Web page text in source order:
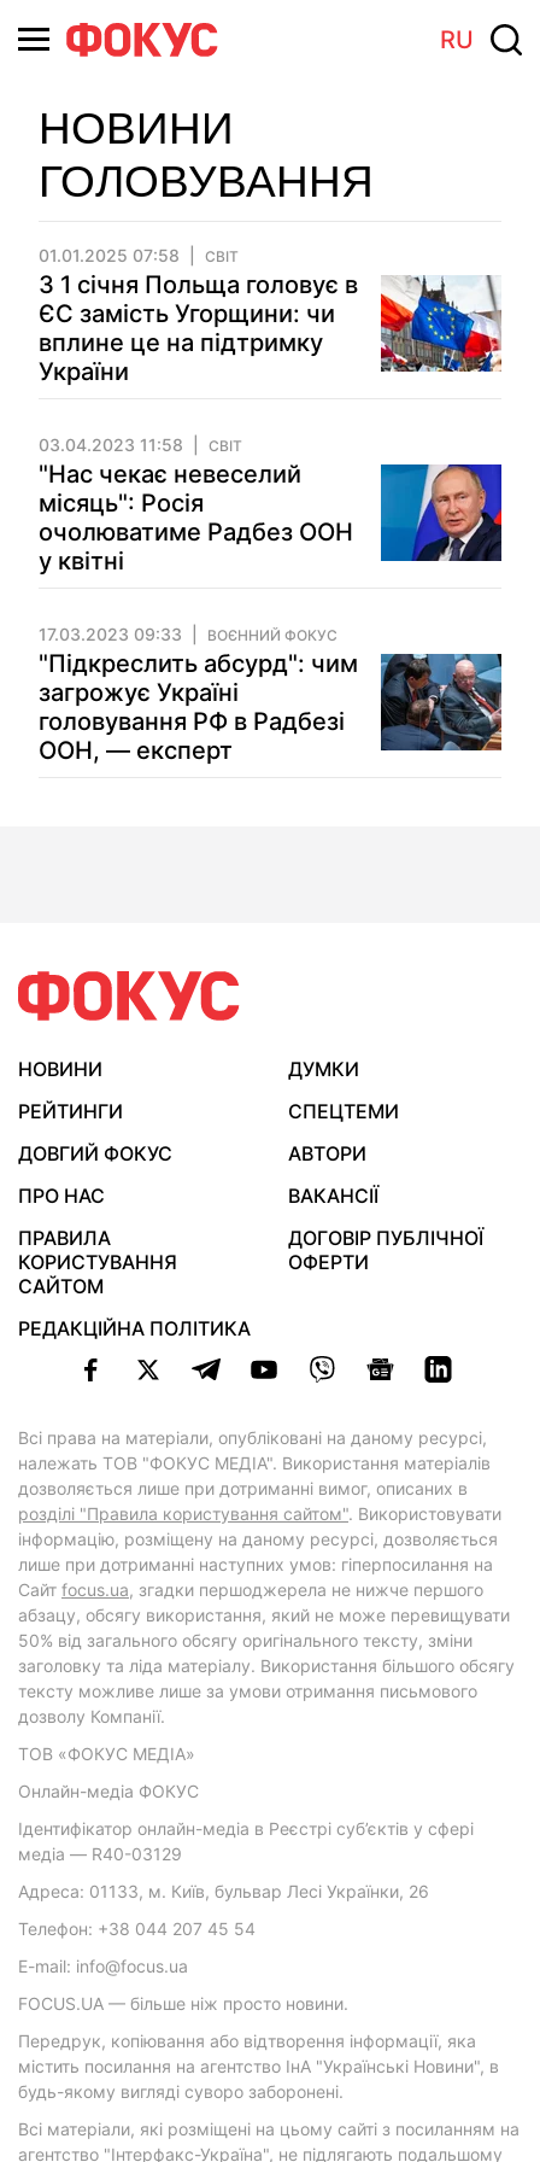
RU
НОВИНИ
ГОЛОВУВАННЯ
01.01.2025 07:58 СВІТ
З 1 січня Польща головує в
ЄС замість Угорщини: чи
вплине це на підтримку
України
03.04.2023 11:58 СВІТ
"Нас чекає невеселий
місяць": Росія
очолюватиме Радбез ООН
у квітні
17.03.2023 09:33 ВОЄННИЙ ФОКУС
"Підкреслить абсурд": чим
загрожує Україні
головування РФ в Радбезі
ООН, — експерт
НОВИНИ
ДУМКИ
РЕЙТИНГИ
СПЕЦТЕМИ
ДОВГИЙ ФОКУС
АВТОРИ
ПРО НАС
ВАКАНСІЇ
ПРАВИЛА
КОРИСТУВАННЯ
САЙТОМ
ДОГОВІР ПУБЛІЧНОЇ
ОФЕРТИ
РЕДАКЦІЙНА ПОЛІТИКА
Всі права на матеріали, опубліковані на даному ресурсі,
належать ТОВ "ФОКУС МЕДІА". Використання матеріалів
дозволяється лише при дотриманні вимог, описаних в
розділі "Правила користування сайтом". Використовувати
інформацію, розміщену на даному ресурсі, дозволяється
лише при дотриманні наступних умов: гіперпосилання на
Cайт focus.ua, згадки першоджерела не нижче першого
абзацу, обсягу використання, який не може перевищувати
50% від загального обсягу оригінального тексту, зміни
заголовку та ліда матеріалу. Використання більшого обсягу
тексту можливе лише за умови отримання письмового
дозволу Компанії.
ТОВ «ФОКУС МЕДІА»
Онлайн-медіа ФОКУС
Ідентифікатор онлайн-медіа в Реєстрі суб’єктів у сфері
медіа — R40-03129
Адреса: 01133, м. Київ, бульвар Лесі Українки, 26
Телефон: +38 044 207 45 54
E-mail: info@focus.ua
FOCUS.UA — більше ніж просто новини.
Передрук, копіювання або відтворення інформації, яка
містить посилання на агентство ІнА "Українські Новини", в
будь-якому вигляді суворо заборонені.
Всі матеріали, які розміщені на цьому сайті з посиланням на
агентство "Інтерфакс-Україна", не підлягають подальшому